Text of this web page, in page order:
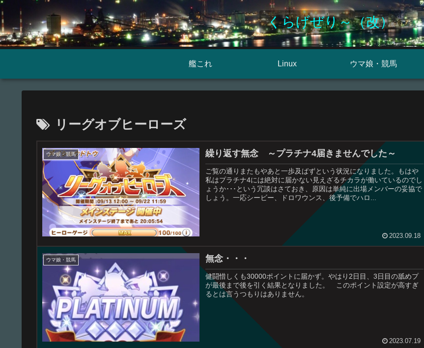
くらげぜり～（改）
艦これ Linux ウマ娘・競馬
リーグオブヒーローズ
ウマ娘・競馬 繰り返す無念 ～プラチナ4届きませんでした～
ご覧の通りまたもやあと一歩及ばずという状況になりました。もはや
私はプラチナ4には絶対に届かない見えざるチカラが働いているのでし
ょうか･･･という冗談はさておき、原因は単純に出場メンバーの妥協で
しょう。一応シービー、ドロワウンス、後予備でハロ...
2023.09.18
ウマ娘・競馬 無念・・・
健闘惜しくも30000ポイントに届かず。やはり2日目、3日目の舐めプ
が最後まで後を引く結果となりました。 このポイント設定が高すぎ
るとは言うつもりはありません。
2023.07.19